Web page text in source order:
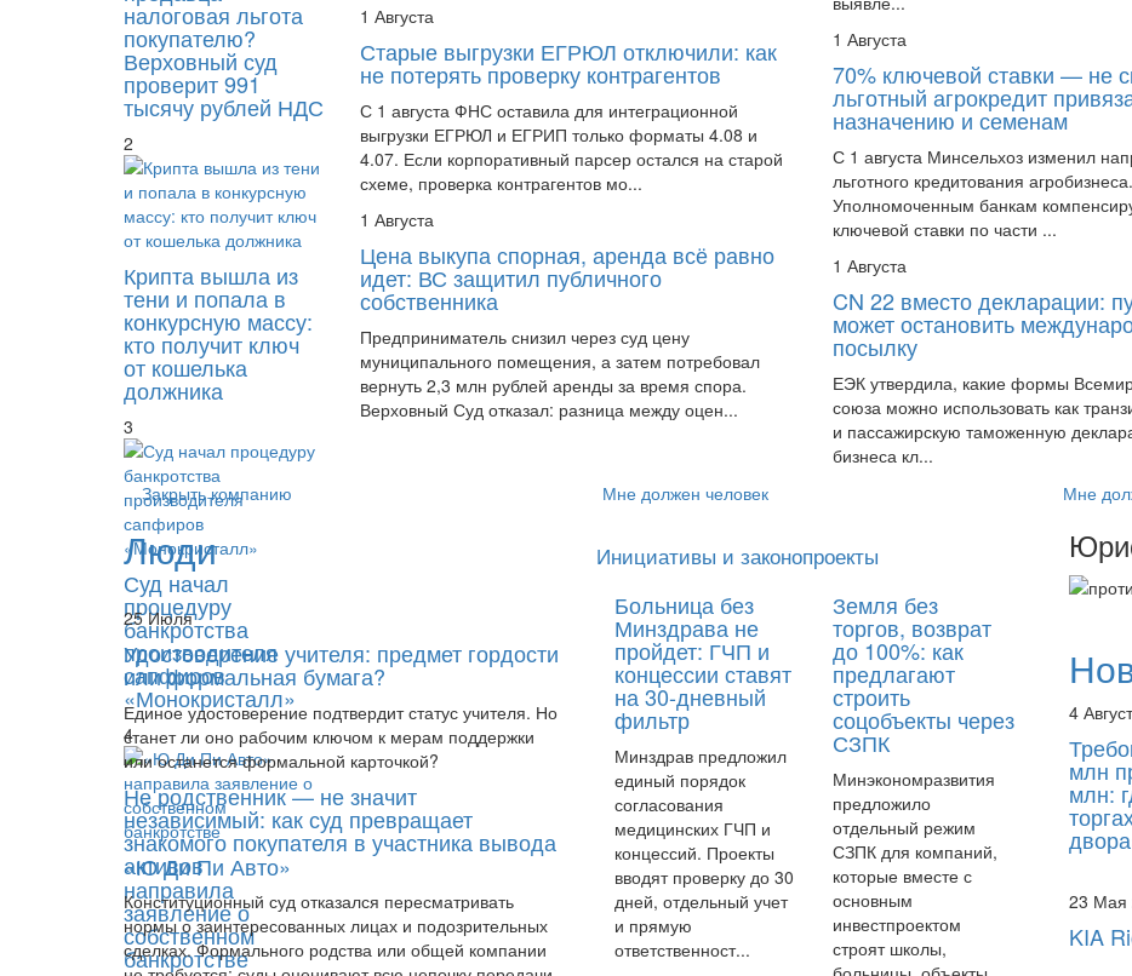
налоговая льгота
покупателю?
Верховный суд
проверит 991
тысячу рублей НДС
2
Крипта вышла из
тени и попала в
конкурсную массу:
кто получит ключ
от кошелька
должника
3
Суд начал
процедуру
банкротства
производителя
сапфиров
«Монокристалл»
4
«Ю Ди Пи Авто»
направила
заявление о
собственном
банкротстве
1 Августа
Старые выгрузки ЕГРЮЛ отключили: как
не потерять проверку контрагентов
С 1 августа ФНС оставила для интеграционной
выгрузки ЕГРЮЛ и ЕГРИП только форматы 4.08 и
4.07. Если корпоративный парсер остался на старой
схеме, проверка контрагентов мо...
1 Августа
Цена выкупа спорная, аренда всё равно
идет: ВС защитил публичного
собственника
Предприниматель снизил через суд цену
муниципального помещения, а затем потребовал
вернуть 2,3 млн рублей аренды за время спора.
Верховный Суд отказал: разница между оцен...
1 Августа
70% ключевой ставки — не
льготный агрокредит
назначению и семенам
С 1 августа Минсельхоз изменил
льготного кредитования агробизнеса.
Уполномоченным банкам
ключевой ставки по части ...
1 Августа
CN 22 вместо декларации:
может остановить
посылку
ЕЭК утвердила, какие формы
союза можно использовать как
и пассажирскую таможенную
бизнеса кл...
Закрыть компанию Мне должен человек Мне
Люди
25 Июля
Удостоверение учителя: предмет гордости
или формальная бумага?
Единое удостоверение подтвердит статус учителя. Но
станет ли оно рабочим ключом к мерам поддержки
или останется формальной карточкой?
Не родственник — не значит
независимый: как суд превращает
знакомого покупателя в участника вывода
активов
Конституционный суд отказался пересматривать
нормы о заинтересованных лицах и подозрительных
сделках. Формального родства или общей компании
Инициативы и законопроекты
Больница без
Минздрава не
пройдет: ГЧП и
концессии ставят
на 30-дневный
фильтр
Минздрав предложил
единый порядок
согласования
медицинских ГЧП и
концессий. Проекты
вводят проверку до 30
дней, отдельный учет
и прямую
ответственност...
Земля без
торгов, возврат
до 100%: как
предлагают
строить
соцобъекты через
СЗПК
Минэкономразвития
предложило
отдельный режим
СЗПК для компаний,
которые вместе с
основным
инвестпроектом
строят школы,
4
млн
млн:
23 Мая
KIA